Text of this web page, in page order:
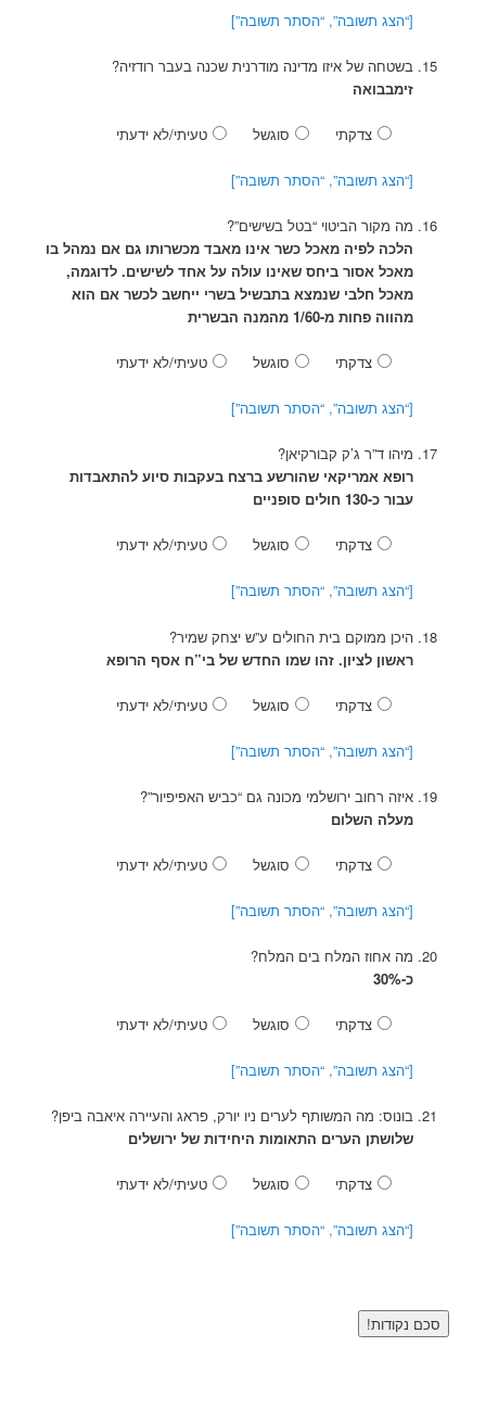
[“הצג תשובה”, “הסתר תשובה”]
בשטחה של איזו מדינה מודרנית שכנה בעבר רודזיה?
זימבבואה
צדקתי סוגשל טעיתי/לא ידעתי
[“הצג תשובה”, “הסתר תשובה”]
מה מקור הביטוי “בטל בשישים”?
הלכה לפיה מאכל כשר אינו מאבד מכשרותו גם אם נמהל בו
מאכל אסור ביחס שאינו עולה על אחד לשישים. לדוגמה,
מאכל חלבי שנמצא בתבשיל בשרי ייחשב לכשר אם הוא
מהווה פחות מ-1/60 מהמנה הבשרית
צדקתי סוגשל טעיתי/לא ידעתי
[“הצג תשובה”, “הסתר תשובה”]
מיהו ד”ר ג’ק קבורקיאן?
רופא אמריקאי שהורשע ברצח בעקבות סיוע להתאבדות
עבור כ-130 חולים סופניים
צדקתי סוגשל טעיתי/לא ידעתי
[“הצג תשובה”, “הסתר תשובה”]
היכן ממוקם בית החולים ע”ש יצחק שמיר?
ראשון לציון. זהו שמו החדש של בי”ח אסף הרופא
צדקתי סוגשל טעיתי/לא ידעתי
[“הצג תשובה”, “הסתר תשובה”]
איזה רחוב ירושלמי מכונה גם “כביש האפיפיור”?
מעלה השלום
צדקתי סוגשל טעיתי/לא ידעתי
[“הצג תשובה”, “הסתר תשובה”]
מה אחוז המלח בים המלח?
כ-30%
צדקתי סוגשל טעיתי/לא ידעתי
[“הצג תשובה”, “הסתר תשובה”]
בונוס: מה המשותף לערים ניו יורק, פראג והעיירה איאבה ביפן?
שלושתן הערים התאומות היחידות של ירושלים
צדקתי סוגשל טעיתי/לא ידעתי
[“הצג תשובה”, “הסתר תשובה”]